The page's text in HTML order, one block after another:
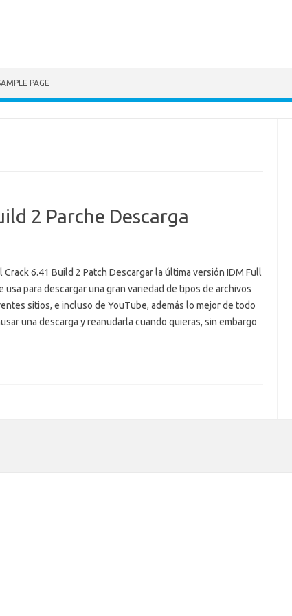
PAGE
2 Parche Descarga
Crack 6.41 Build 2 Patch Descargar la última versión IDM Full
usa para descargar una gran variedad de tipos de archivos
sitios, e incluso de YouTube, además lo mejor de todo
una descarga y reanudarla cuando quieras, sin embargo